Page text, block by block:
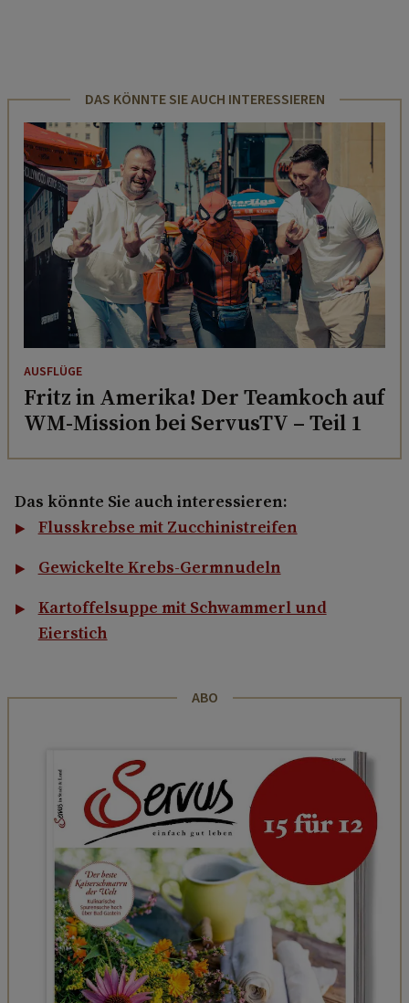
DAS KÖNNTE SIE AUCH INTERESSIEREN
AUSFLÜGE
Fritz in Amerika! Der Teamkoch auf
WM-Mission bei ServusTV – Teil 1
Das könnte Sie auch interessieren:
Flusskrebse mit Zucchinistreifen
Gewickelte Krebs-Germnudeln
Kartoffelsuppe mit Schwammerl und
Eierstich
ABO